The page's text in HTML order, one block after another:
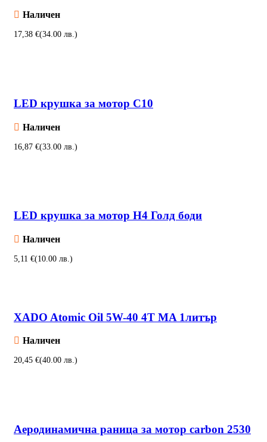
Наличен
€
LED крушка за мотор C10
Наличен
€
LED крушка за мотор H4 Голд боди
Наличен
€
XADO Atomic Oil 5W-40 4T MA 1литър
Наличен
€
Аеродинамична раница за мотор carbon 2530